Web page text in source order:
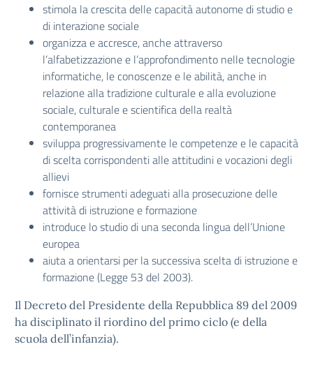
stimola la crescita delle capacità autonome di studio e
di interazione sociale
organizza e accresce, anche attraverso
l’alfabetizzazione e l’approfondimento nelle tecnologie
informatiche, le conoscenze e le abilità, anche in
relazione alla tradizione culturale e alla evoluzione
sociale, culturale e scientifica della realtà
contemporanea
sviluppa progressivamente le competenze e le capacità
di scelta corrispondenti alle attitudini e vocazioni degli
allievi
fornisce strumenti adeguati alla prosecuzione delle
attività di istruzione e formazione
introduce lo studio di una seconda lingua dell’Unione
europea
aiuta a orientarsi per la successiva scelta di istruzione e
formazione (Legge 53 del 2003).
Il Decreto del Presidente della Repubblica 89 del 2009
ha disciplinato il riordino del primo ciclo (e della
scuola dell’infanzia).